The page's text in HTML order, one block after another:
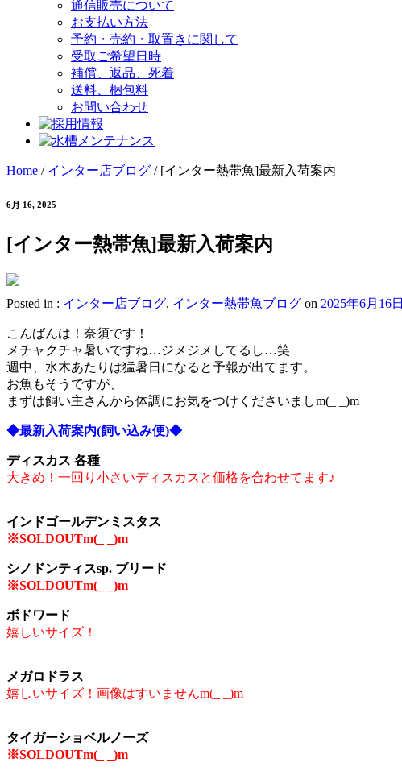
通信販売について
お支払い方法
予約・売約・取置きに関して
受取ご希望日時
補償、返品、死着
送料、梱包料
お問い合わせ
Home / インター店ブログ / [インター熱帯魚]最新入荷案内
6月 16, 2025
[インター熱帯魚]最新入荷案内
Posted in : インター店ブログ, インター熱帯魚ブログ on 2025年6月16日
こんばんは！奈須です！
メチャクチャ暑いですね…ジメジメしてるし…笑
週中、水木あたりは猛暑日になると予報が出てます。
お魚もそうですが、
まずは飼い主さんから体調にお気をつけくださいましm(_ _)m
◆最新入荷案内(飼い込み便)◆
ディスカス 各種
大きめ！一回り小さいディスカスと価格を合わせてます♪
インドゴールデンミスタス
※SOLDOUTm(_ _)m
シノドンティスsp. ブリード
※SOLDOUTm(_ _)m
ボドワード
嬉しいサイズ！
メガロドラス
嬉しいサイズ！画像はすいませんm(_ _)m
タイガーショベルノーズ
※SOLDOUTm(_ _)m